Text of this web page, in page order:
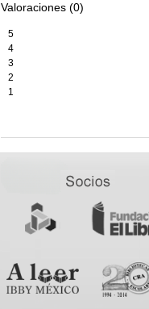
Valoraciones (0)
5
4
3
2
1